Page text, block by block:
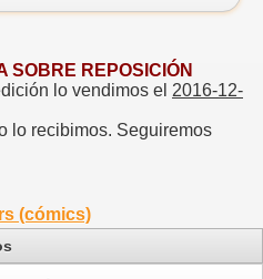
SOBRE REPOSICIÓN
lo vendimos el 2016-12-
lo recibimos. Seguiremos
(cómics)